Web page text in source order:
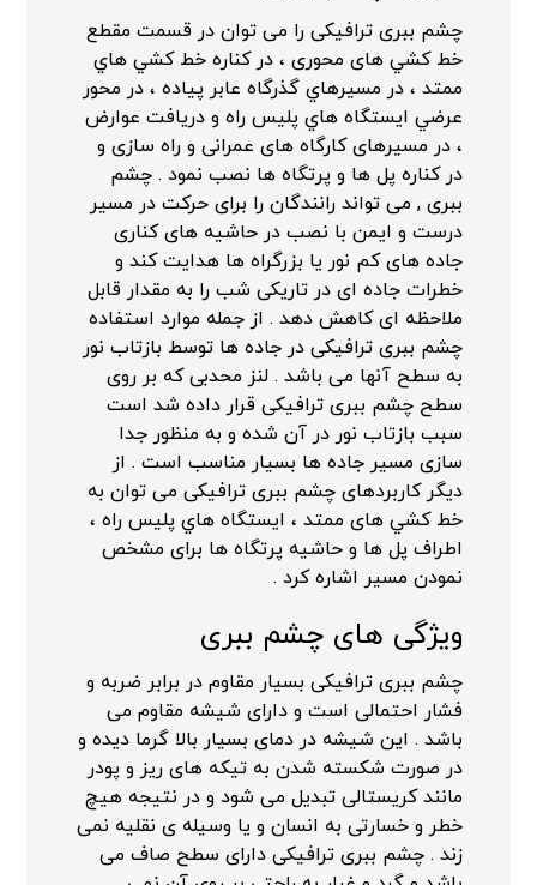
چشم ببری ترافیکی را می توان در قسمت مقطع
خط كشي های محوری ، در كناره خط كشي هاي
ممتد ، در مسيرهاي گذرگاه عابر پياده ، در محور
عرضي ايستگاه هاي پليس راه و دريافت عوارض
، در مسيرهای كارگاه های عمرانی و راه سازی و
در كناره پل ها و پرتگاه ها نصب نمود . چشم
ببری , می تواند رانندگان را برای حرکت در مسیر
درست و ایمن با نصب در حاشیه های کناری
جاده های کم نور یا بزرگراه ها هدایت کند و
خطرات جاده ای در تاریکی شب را به مقدار قابل
ملاحظه ای کاهش دهد . از جمله موارد استفاده
چشم ببری ترافیکی در جاده ها توسط بازتاب نور
به سطح آنها می باشد . لنز محدبی که بر روی
سطح چشم ببری ترافیکی قرار داده شد است
سبب بازتاب نور در آن شده و به منظور جدا
سازی مسیر جاده ها بسیار مناسب است . از
دیگر کاربردهای چشم ببری ترافیکی می توان به
خط كشي های ممتد ، ايستگاه هاي پليس راه ،
اطراف پل ها و حاشیه پرتگاه ها برای مشخص
نمودن مسیر اشاره کرد .
ویژگی های چشم ببری
چشم ببری ترافیکی بسیار مقاوم در برابر ضربه و
فشار احتمالی است و دارای شیشه مقاوم می
باشد . این شیشه در دمای بسیار بالا گرما دیده و
در صورت شکسته شدن به تیکه های ریز و پودر
مانند کریستالی تبدیل می شود و در نتیجه هیچ
خطر و خسارتی به انسان و یا وسیله ی نقلیه نمی
زند . چشم ببری ترافیکی دارای سطح صاف می